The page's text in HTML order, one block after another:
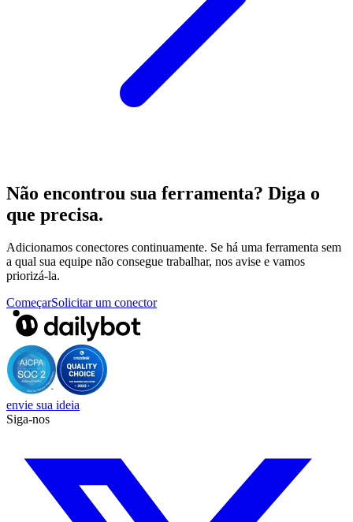
Não encontrou sua ferramenta? Diga o
que precisa.
Adicionamos conectores continuamente. Se há uma ferramenta sem
a qual sua equipe não consegue trabalhar, nos avise e vamos
priorizá-la.
ComeçarSolicitar um conector
envie sua ideia
Siga-nos